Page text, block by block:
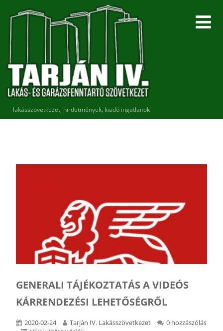
lakásszövetkezet, hirdetmények, kiadó ingatlanok
GENERALI TÁJÉKOZTATÁS A VIDEÓS
KÁRRENDEZÉSI LEHETŐSÉGRŐL
2020-02-24 Tarján IV. Lakásszövetkezet
0 hozzászólás